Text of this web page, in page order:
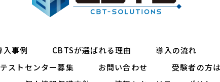
入事例 CBTSが選ばれる理由
導入の流れ
ストセンター募集 お問い合わせ
受験者の方